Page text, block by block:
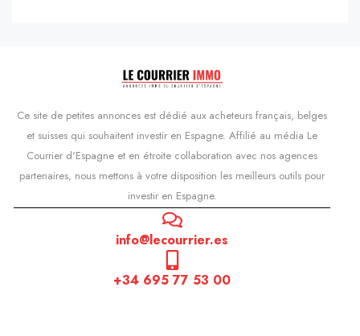
Ce site de petites annonces est dédié aux acheteurs français, belges
et suisses qui souhaitent investir en Espagne. Affilié au média Le
Courrier d'Espagne et en étroite collaboration avec nos agences
partenaires, nous mettons à votre disposition les meilleurs outils pour
investir en Espagne.
info@lecourrier.es
+34 695 77 53 00